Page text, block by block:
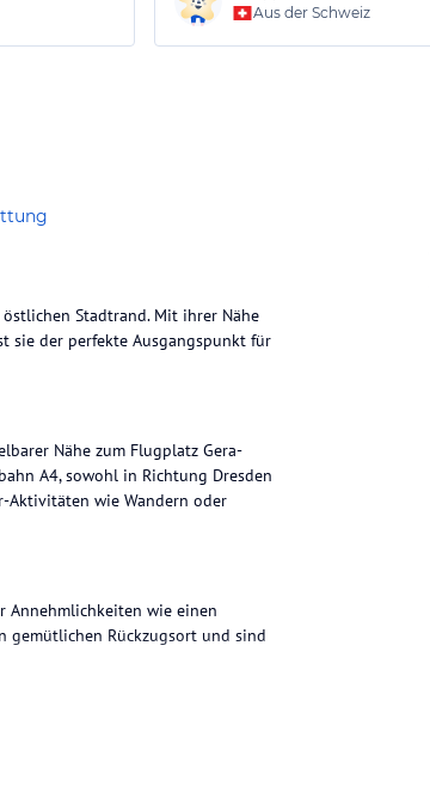
Aus der Schweiz
Stadtrand. Mit ihrer Nähe
sie der perfekte Ausgangspunkt für
Nähe zum Flugplatz Gera-
A4, sowohl in Richtung Dresden
Aktivitäten wie Wandern oder
Annehmlichkeiten wie einen
gemütlichen Rückzugsort und sind